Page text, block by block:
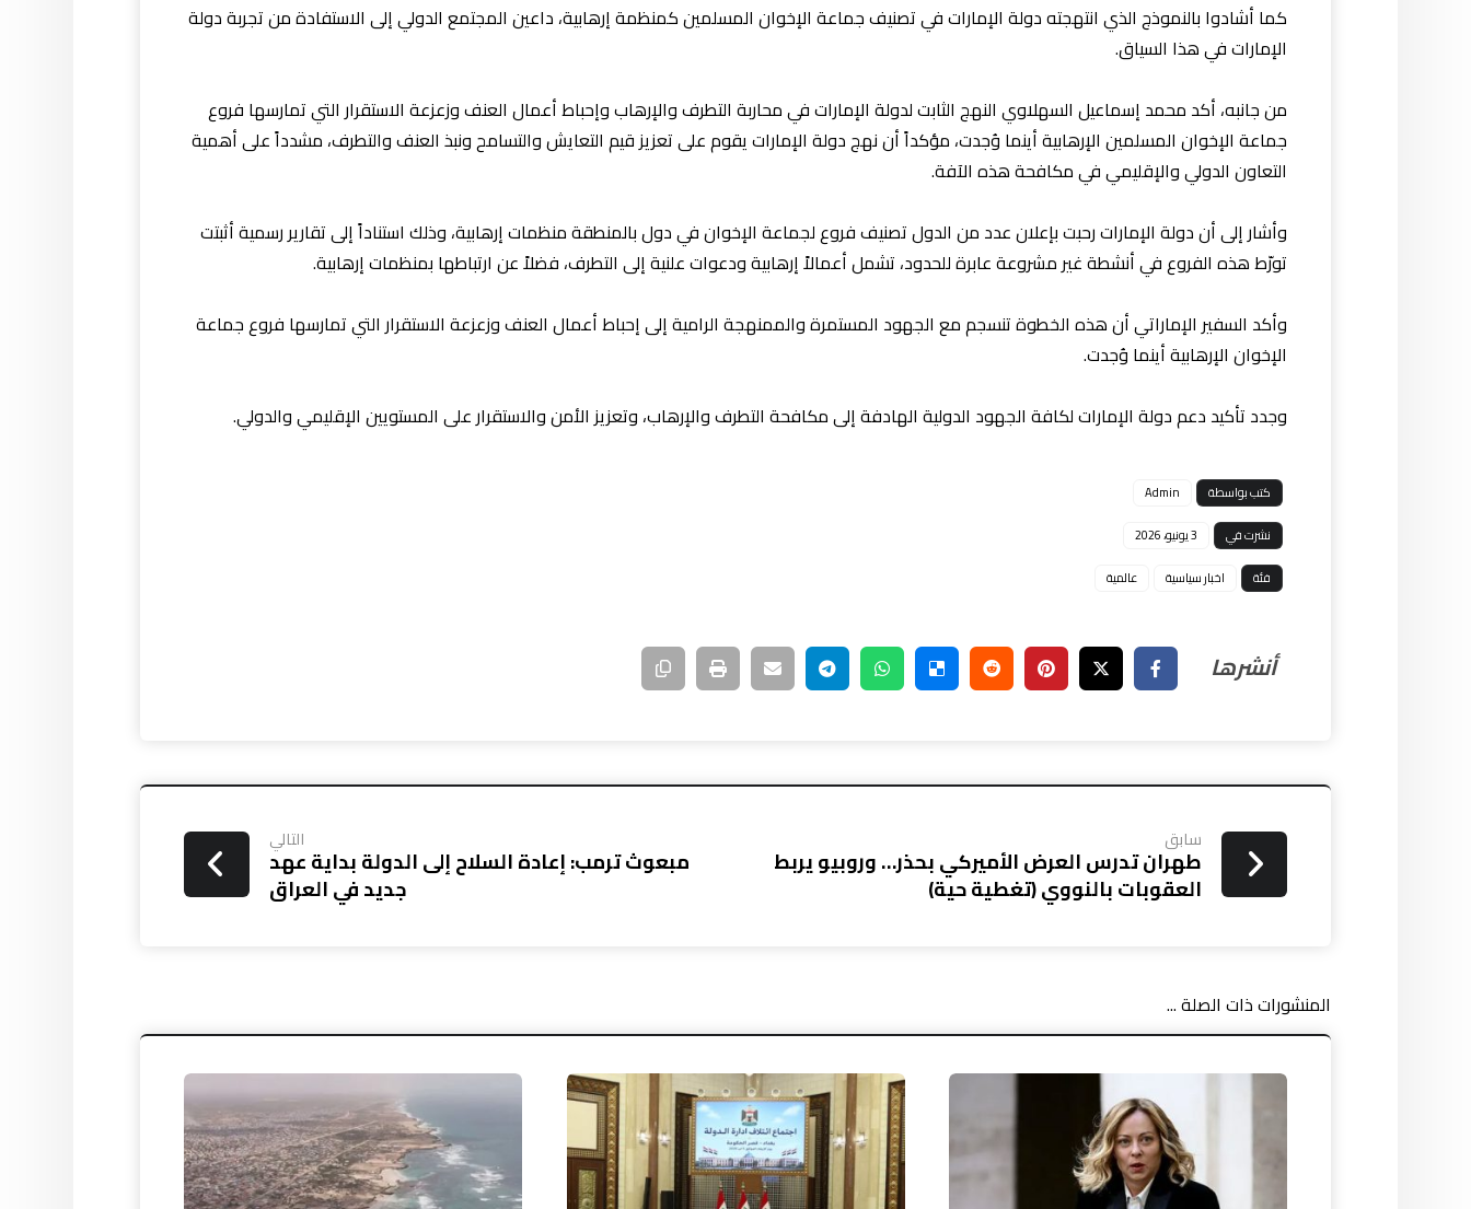
كما أشادوا بالنموذج الذي انتهجته دولة الإمارات في تصنيف جماعة الإخوان المسلمين كمنظمة إرهابية، داعين المجتمع الدولي إلى الاستفادة من تجربة دولة
الإمارات في هذا السياق.
من جانبه، أكد محمد إسماعيل السهلاوي النهج الثابت لدولة الإمارات في محاربة التطرف والإرهاب وإحباط أعمال العنف وزعزعة الاستقرار التي تمارسها فروع
جماعة الإخوان المسلمين الإرهابية أينما وُجدت، مؤكداً أن نهج دولة الإمارات يقوم على تعزيز قيم التعايش والتسامح ونبذ العنف والتطرف، مشدداً على أهمية
التعاون الدولي والإقليمي في مكافحة هذه الآفة.
وأشار إلى أن دولة الإمارات رحبت بإعلان عدد من الدول تصنيف فروع لجماعة الإخوان في دول بالمنطقة منظمات إرهابية، وذلك استناداً إلى تقارير رسمية أثبتت
تورّط هذه الفروع في أنشطة غير مشروعة عابرة للحدود، تشمل أعمالاً إرهابية ودعوات علنية إلى التطرف، فضلاً عن ارتباطها بمنظمات إرهابية.
وأكد السفير الإماراتي أن هذه الخطوة تنسجم مع الجهود المستمرة والممنهجة الرامية إلى إحباط أعمال العنف وزعزعة الاستقرار التي تمارسها فروع جماعة
الإخوان الإرهابية أينما وُجدت.
وجدد تأكيد دعم دولة الإمارات لكافة الجهود الدولية الهادفة إلى مكافحة التطرف والإرهاب، وتعزيز الأمن والاستقرار على المستويين الإقليمي والدولي.
كتب بواسطة
Admin
نشرت في
3 يونيو، 2026
فئة
اخبار سياسية عالمية
سابق
طهران تدرس العرض الأميركي بحذر… وروبيو يربط
العقوبات بالنووي (تغطية حية)
التالي
مبعوث ترمب: إعادة السلاح إلى الدولة بداية عهد
جديد في العراق
المنشورات ذات الصلة ...